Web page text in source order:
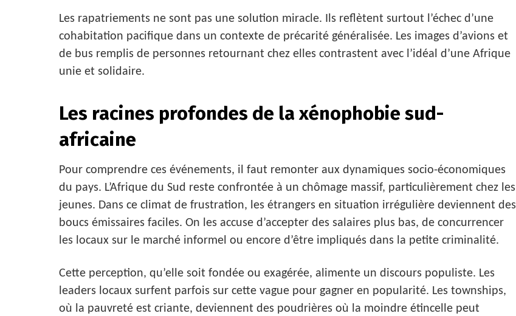
Les rapatriements ne sont pas une solution miracle. Ils reflètent surtout l’échec d’une
cohabitation pacifique dans un contexte de précarité généralisée. Les images d’avions et
de bus remplis de personnes retournant chez elles contrastent avec l’idéal d’une Afrique
unie et solidaire.
Les racines profondes de la xénophobie sud-
africaine
Pour comprendre ces événements, il faut remonter aux dynamiques socio-économiques
du pays. L’Afrique du Sud reste confrontée à un chômage massif, particulièrement chez les
jeunes. Dans ce climat de frustration, les étrangers en situation irrégulière deviennent des
boucs émissaires faciles. On les accuse d’accepter des salaires plus bas, de concurrencer
les locaux sur le marché informel ou encore d’être impliqués dans la petite criminalité.
Cette perception, qu’elle soit fondée ou exagérée, alimente un discours populiste. Les
leaders locaux surfent parfois sur cette vague pour gagner en popularité. Les townships,
où la pauvreté est criante, deviennent des poudrières où la moindre étincelle peut